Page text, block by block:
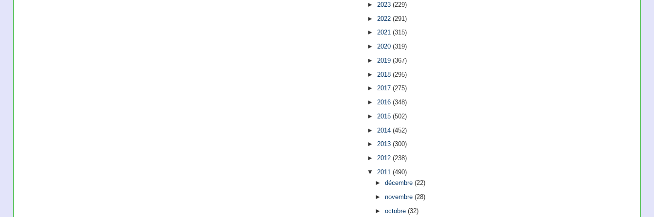
► 2023(229)
► 2022(291)
►2021(315)
►2020(319)
► 2019(367)
► 2018(295)
►2017(275)
►2016(348)
► 2015(502)
► 2014(452)
►2013(300)
►2012(238)
▼ 2011(490)
► décembre (22)
► novembre (28)
► octobre (32)